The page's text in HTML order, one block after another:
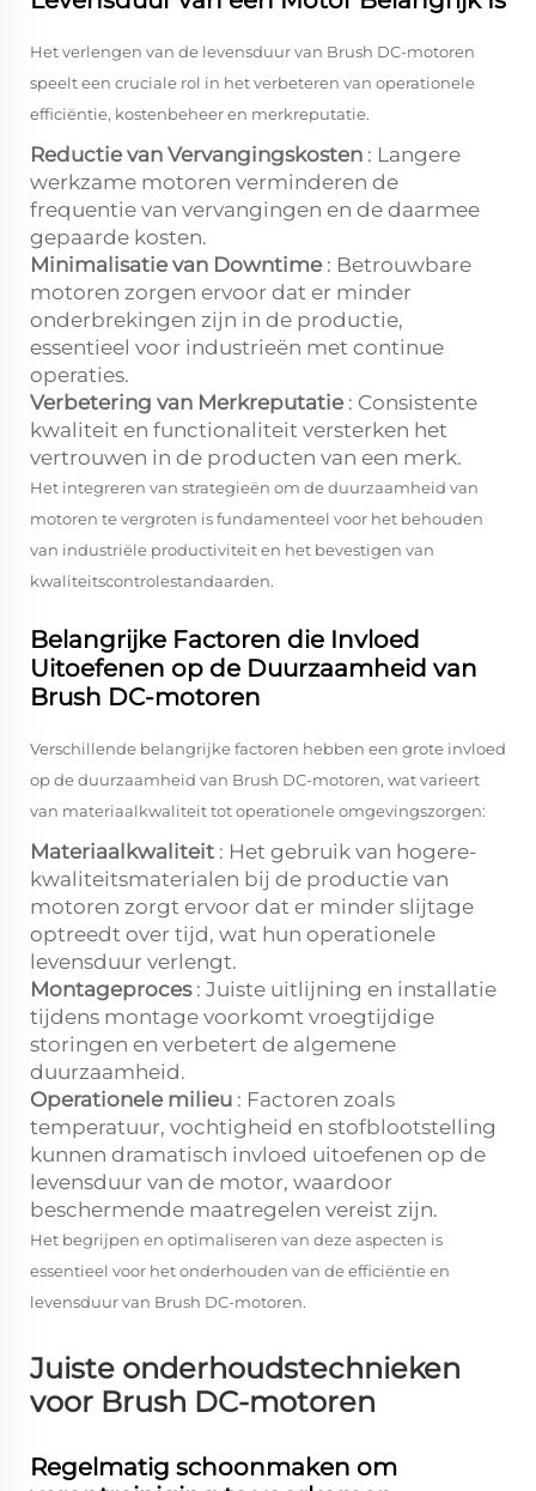
Het verlengen van de levensduur van Brush DC-motoren
speelt een cruciale rol in het verbeteren van operationele
efficiëntie, kostenbeheer en merkreputatie.
Reductie van Vervangingskosten : Langere
werkzame motoren verminderen de
frequentie van vervangingen en de daarmee
gepaarde kosten.
Minimalisatie van Downtime : Betrouwbare
motoren zorgen ervoor dat er minder
onderbrekingen zijn in de productie,
essentieel voor industrieën met continue
operaties.
Verbetering van Merkreputatie : Consistente
kwaliteit en functionaliteit versterken het
vertrouwen in de producten van een merk.
Het integreren van strategieën om de duurzaamheid van
motoren te vergroten is fundamenteel voor het behouden
van industriële productiviteit en het bevestigen van
kwaliteitscontrolestandaarden.
Belangrijke Factoren die Invloed
Uitoefenen op de Duurzaamheid van
Brush DC-motoren
Verschillende belangrijke factoren hebben een grote invloed
op de duurzaamheid van Brush DC-motoren, wat varieert
van materiaalkwaliteit tot operationele omgevingszorgen:
Materiaalkwaliteit : Het gebruik van hogere-
kwaliteitsmaterialen bij de productie van
motoren zorgt ervoor dat er minder slijtage
optreedt over tijd, wat hun operationele
levensduur verlengt.
Montageproces : Juiste uitlijning en installatie
tijdens montage voorkomt vroegtijdige
storingen en verbetert de algemene
duurzaamheid.
Operationele milieu : Factoren zoals
temperatuur, vochtigheid en stofblootstelling
kunnen dramatisch invloed uitoefenen op de
levensduur van de motor, waardoor
beschermende maatregelen vereist zijn.
Het begrijpen en optimaliseren van deze aspecten is
essentieel voor het onderhouden van de efficiëntie en
levensduur van Brush DC-motoren.
Juiste onderhoudstechnieken
voor Brush DC-motoren
Regelmatig schoonmaken om